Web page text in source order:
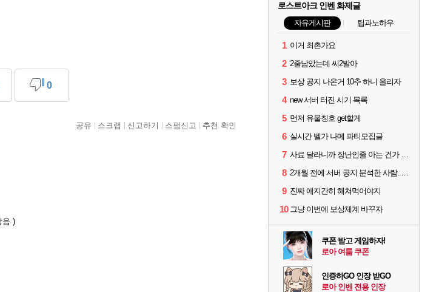
0
공유 스크랩 신고하기 스팸신고 추천 확인
음 )
로스트아크 인벤 화제글
자유게시판 팁과노하우
1 이거 최촌가요
2 2줄남았는데 씨2발아
3 보상 공지 나온거 10추 하니 올리자
4 new 서버 터진 시기 목록
5 먼저 유물칭호 get할게
6 실시간 벨가 나메 파티모집글
7 사료 달라니까 장난인줄 아는 건가 ㅋㅋ
8 2개월 전에 서버 공지 분석한 사람...jpg
9 진짜 애지간히 해쳐먹어야지
10 그냥 이번에 보상체계 바꾸자
쿠폰 받고 게임하자!
로아 여름 쿠폰
인증하GO 인장 받GO
로아 인벤 전용 인장